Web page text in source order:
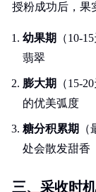
授粉成功后，果
幼果期
（10-
翡翠
膨大期
（15-
的优美弧度
糖分积累期
处会散发甜香
三、采收时